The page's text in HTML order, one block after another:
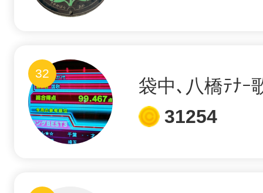
32
袋中､八橋ﾃﾅｰ
31254